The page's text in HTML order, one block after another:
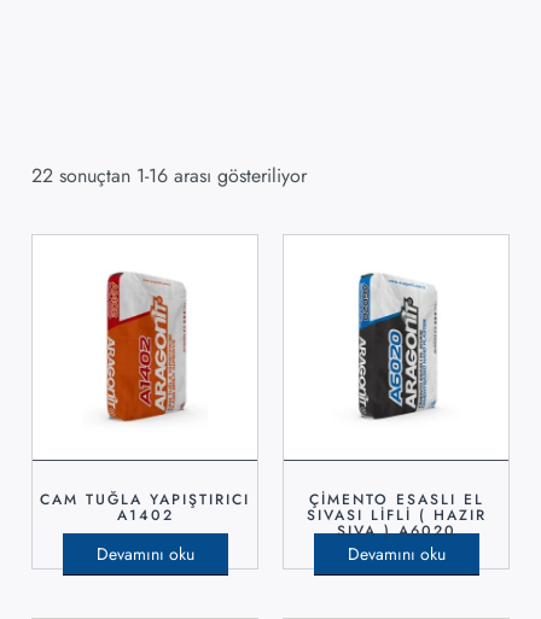
22 sonuçtan 1-16 arası gösteriliyor
CAM TUĞLA YAPIŞTIRICI
A1402
Devamını oku
ÇİMENTO ESASLI EL
SIVASI LİFLİ ( HAZIR
SIVA ) A6020
Devamını oku